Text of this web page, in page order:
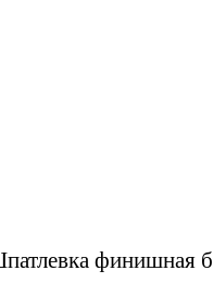
финишная